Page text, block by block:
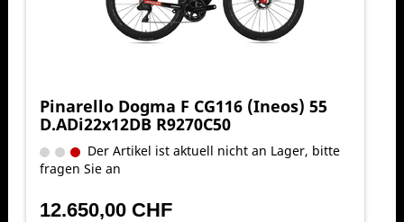
Pinarello Dogma F CG116 (Ineos) 55
D.ADi22x12DB R9270C50
Der Artikel ist aktuell nicht an Lager, bitte
fragen Sie an
12.650,00 CHF